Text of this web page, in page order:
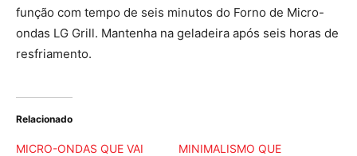
função com tempo de seis minutos do Forno de Micro-
ondas LG Grill. Mantenha na geladeira após seis horas de
resfriamento.
Relacionado
MICRO-ONDAS QUE VAI
MINIMALISMO QUE